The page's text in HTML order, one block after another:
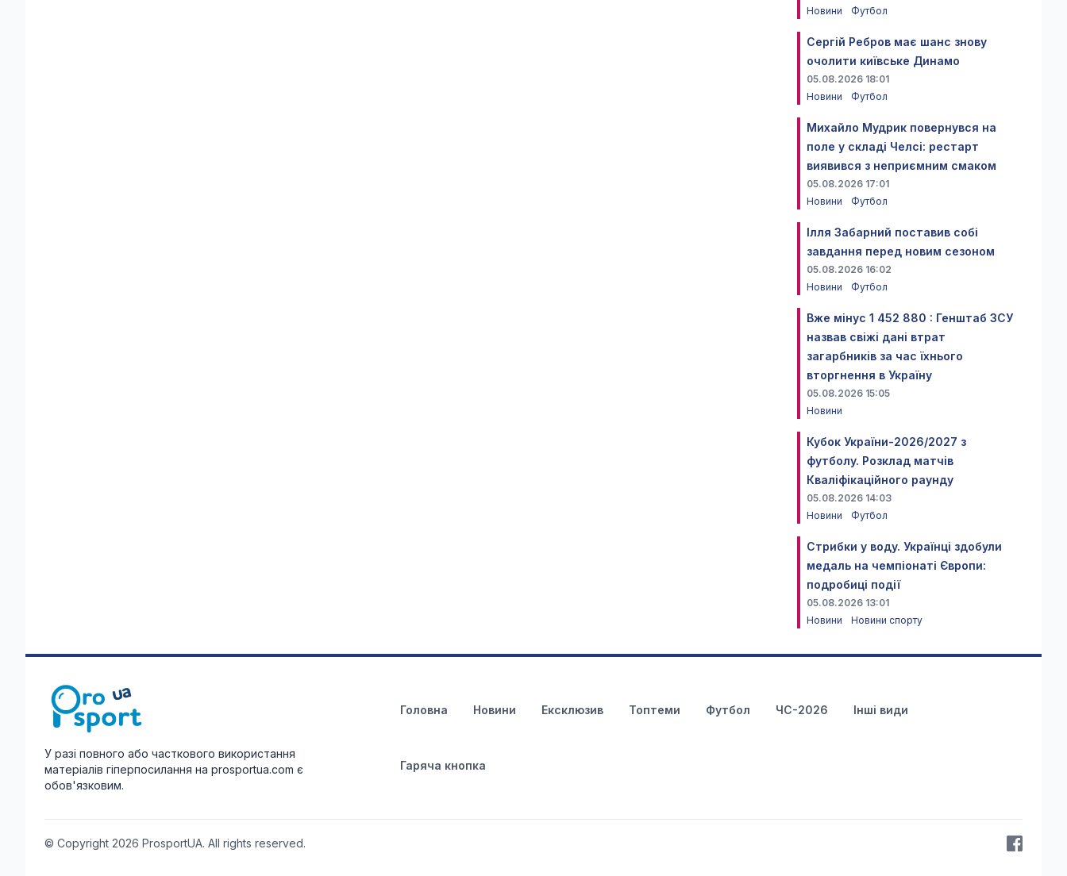
Новини
Футбол
Сергій Ребров має шанс знову
очолити київське Динамо
05.08.2026 18:01
Новини
Футбол
Михайло Мудрик повернувся на
поле у складі Челсі: рестарт
виявився з неприємним смаком
05.08.2026 17:01
Новини
Футбол
Ілля Забарний поставив собі
завдання перед новим сезоном
05.08.2026 16:02
Новини
Футбол
Вже мінус 1 452 880 : Генштаб ЗСУ
назвав свіжі дані втрат
загарбників за час їхнього
вторгнення в Україну
05.08.2026 15:05
Новини
Кубок України-2026/2027 з
футболу. Розклад матчів
Кваліфікаційного раунду
05.08.2026 14:03
Новини
Футбол
Стрибки у воду. Українці здобули
медаль на чемпіонаті Європи:
подробиці події
05.08.2026 13:01
Новини
Новини спорту
У разі повного або часткового використання
матеріалів гіперпосилання на prosportua.com є
обов'язковим.
Головна Новини Ексклюзив Топтеми Футбол ЧС-2026 Інші види
Гаряча кнопка
© Copyright 2026 ProsportUA. All rights reserved.